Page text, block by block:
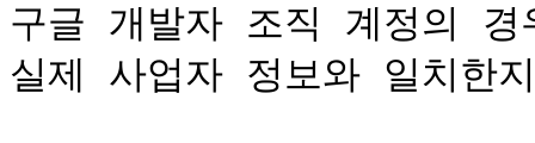
구글 개발자 조직 계정의
실제 사업자 정보와 일치한